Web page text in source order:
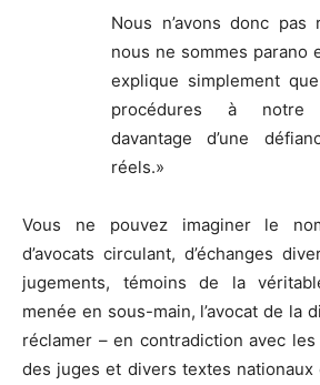
Nous n’avons donc
nous ne sommes parano
explique simplement
procédures à notre
davantage d’une
réels.»
Vous ne pouvez imaginer le
d’avocats circulant, d’échanges
jugements, témoins de la
menée en sous-main, l’avocat de la
réclamer – en contradiction avec
des juges et divers textes